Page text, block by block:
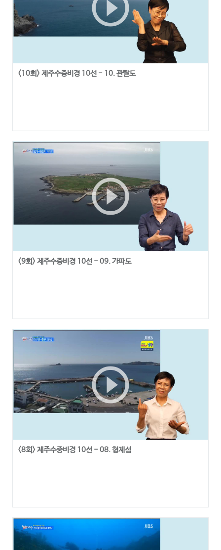
<10회> 제주수중비경 10선 - 10. 관탈도
play_circle_outline
<9회> 제주수중비경 10선 - 09. 가파도
play_circle_outline
<8회> 제주수중비경 10선 - 08. 형제섬